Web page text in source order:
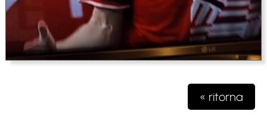
« ritorna